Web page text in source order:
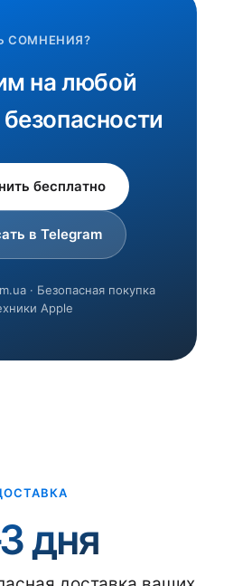
СОМНЕНИЯ?
на любой
бесплатно
в Telegram
· Безопасная покупка
Apple
дня